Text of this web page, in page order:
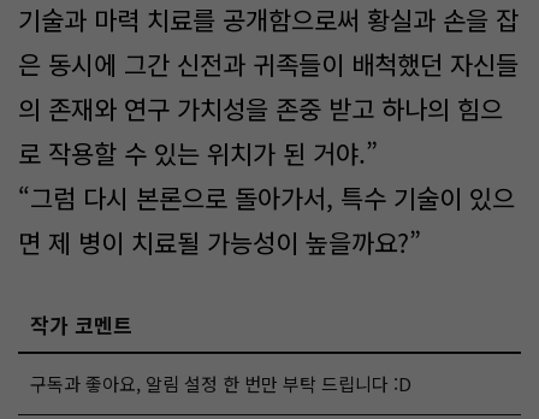
기술과 마력 치료를 공개함으로써 황실과 손을 잡
은 동시에 그간 신전과 귀족들이 배척했던 자신들
의 존재와 연구 가치성을 존중 받고 하나의 힘으
로 작용할 수 있는 위치가 된 거야.”
“그럼 다시 본론으로 돌아가서, 특수 기술이 있으
면 제 병이 치료될 가능성이 높을까요?”
작가 코멘트
구독과 좋아요, 알림 설정 한 번만 부탁 드립니다 :D